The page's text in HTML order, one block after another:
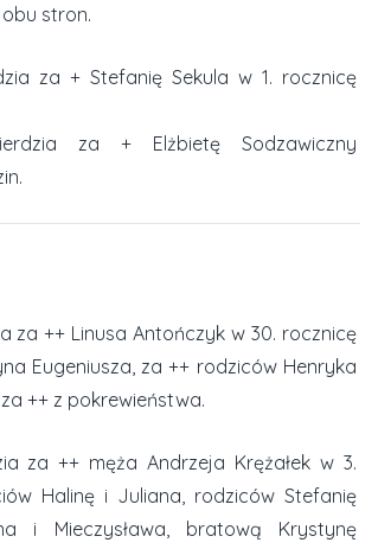
stron.
za + Stefanię Sekula w 1. rocznicę
za + Elżbietę Sodzawiczny
za ++ Linusa Antończyk w 30. rocznicę
Eugeniusza, za ++ rodziców Henryka
++ z pokrewieństwa.
za ++ męża Andrzeja Krężałek w 3.
Halinę i Juliana, rodziców Stefanię
i Mieczysława, bratową Krystynę